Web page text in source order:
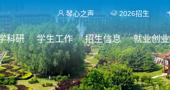
琴心之声 2026招生
科研 学生工作 招生信息 就业创业